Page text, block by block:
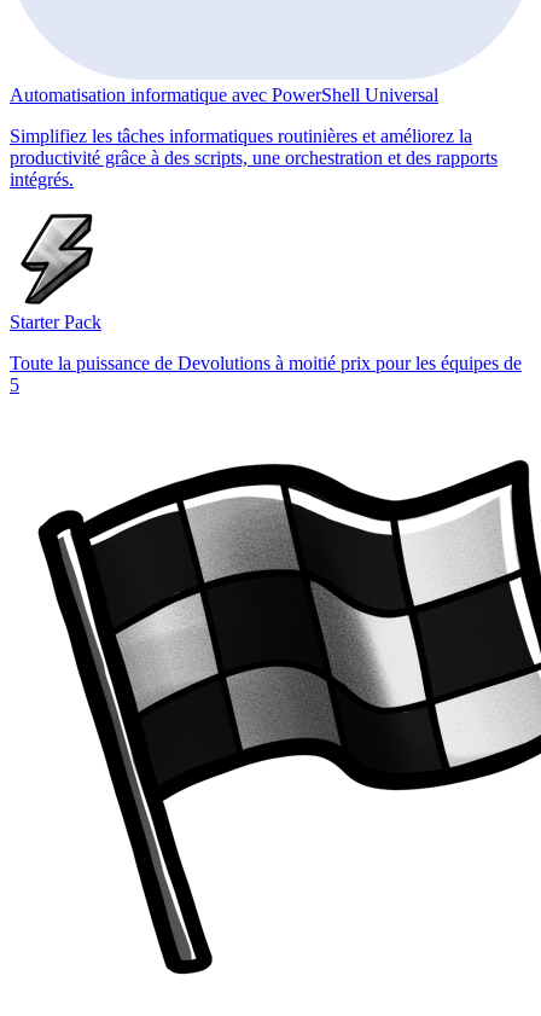
Automatisation informatique avec PowerShell Universal
Simplifiez les tâches informatiques routinières et améliorez la
productivité grâce à des scripts, une orchestration et des rapports
intégrés.
Starter Pack
Toute la puissance de Devolutions à moitié prix pour les équipes de
5